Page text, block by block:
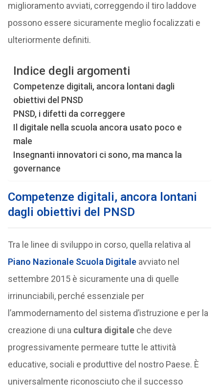
miglioramento avviati, correggendo il tiro laddove
possono essere sicuramente meglio focalizzati e
ulteriormente definiti.
Indice degli argomenti
Competenze digitali, ancora lontani dagli
obiettivi del PNSD
PNSD, i difetti da correggere
Il digitale nella scuola ancora usato poco e
male
Insegnanti innovatori ci sono, ma manca la
governance
Competenze digitali, ancora lontani
dagli obiettivi del PNSD
Tra le linee di sviluppo in corso, quella relativa al
Piano Nazionale Scuola Digitaleavviato nel
settembre 2015 è sicuramente una di quelle
irrinunciabili, perché essenziale per
l’ammodernamento del sistema d’istruzione e per la
creazione di una cultura digitaleche deve
progressivamente permeare tutte le attività
educative, sociali e produttive del nostro Paese. È
universalmente riconosciuto che il successo